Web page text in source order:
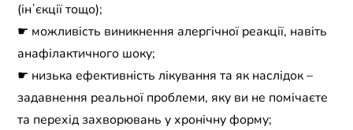
(інʼєкції тощо);
☛ можливість виникнення алергічної реакції, навіть
анафілактичного шоку;
☛ низька ефективність лікування та як наслідок –
задавнення реальної проблеми, яку ви не помічаєте
та перехід захворювань у хронічну форму;